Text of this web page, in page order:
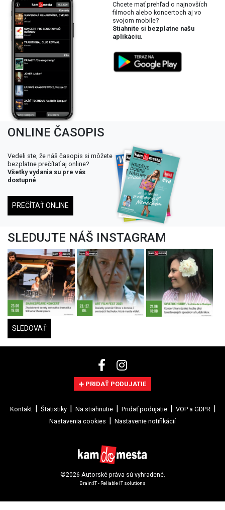
Chcete mať prehľad o najnovších
filmoch alebo koncertoch aj vo
svojom mobile?
Stiahnite si bezplatne našu
aplikáciu.
ONLINE ČASOPIS
Vedeli ste, že náš časopis si môžete
bezplatne prečítať aj online?
Všetky vydania su pre vás
dostupné
PREČÍTAŤ ONLINE
SLEDUJTE NÁŠ INSTAGRAM
SLEDOVAŤ
PRIDAŤ PODUJATIE
Kontakt Štatistiky Na stiahnutie Pridať podujatie
VOP a GDPR
Nastavenia cookies
Nastavenie notifikácií
©2026 Autorské práva sú vyhradené.
Brain:IT - Reliable IT solutions